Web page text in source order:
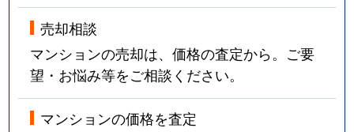
売却相談
マンションの売却は、価格の査定から。ご要
望・お悩み等をご相談ください。
マンションの価格を査定